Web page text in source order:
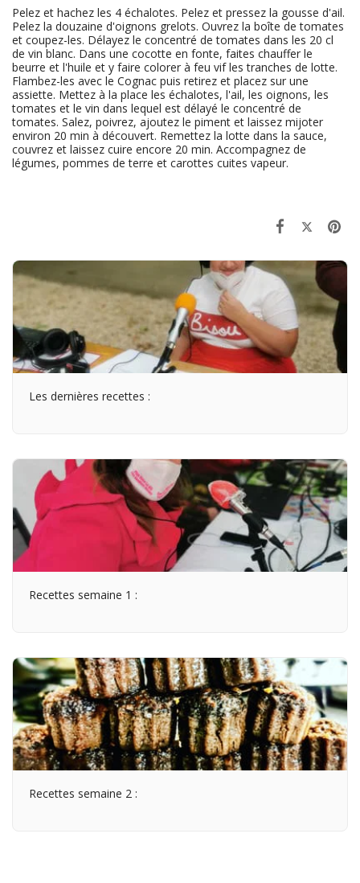
Pelez et hachez les 4 échalotes. Pelez et pressez la gousse d'ail.
Pelez la douzaine d'oignons grelots. Ouvrez la boîte de tomates
et coupez-les. Délayez le concentré de tomates dans les 20 cl
de vin blanc. Dans une cocotte en fonte, faites chauffer le
beurre et l'huile et y faire colorer à feu vif les tranches de lotte.
Flambez-les avec le Cognac puis retirez et placez sur une
assiette. Mettez à la place les échalotes, l'ail, les oignons, les
tomates et le vin dans lequel est délayé le concentré de
tomates. Salez, poivrez, ajoutez le piment et laissez mijoter
environ 20 min à découvert. Remettez la lotte dans la sauce,
couvrez et laissez cuire encore 20 min. Accompagnez de
légumes, pommes de terre et carottes cuites vapeur.
Les dernières recettes :
Recettes semaine 1 :
Recettes semaine 2 :